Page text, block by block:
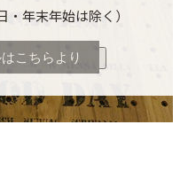
・年末年始は除く）
こちらより